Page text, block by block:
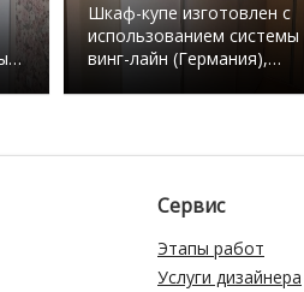
Шкаф-купе изготовлен с
использованием системы
винг-лайн (Германия),…
Сервис
Этапы работ
Услуги дизайнера